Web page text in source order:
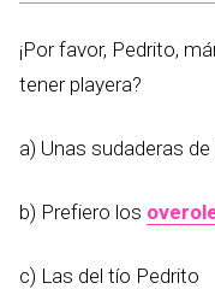
¡Por favor, Pedrito,
tener playera?
a) Unas sudaderas
b) Prefiero los
c) Las del tío Pedrito